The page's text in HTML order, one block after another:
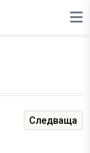
Следваща